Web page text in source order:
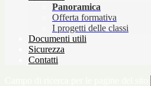
Panoramica
Offerta formativa
I progetti delle classi
Documenti utili
Sicurezza
Contatti